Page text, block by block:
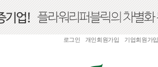
로그인 개인회원가입 기업회원가입